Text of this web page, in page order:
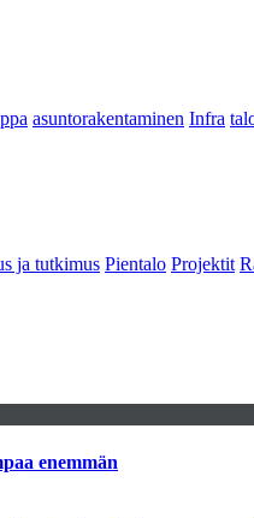
asuntorakentaminen Infra
ja tutkimus Pientalo Projektit
enemmän